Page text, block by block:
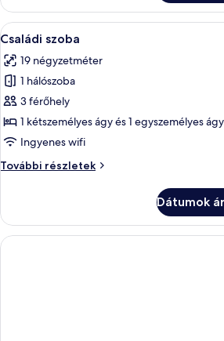
ággyal
további
részletei
A
következő
szoba
összes
képének
megtekintése:
Családi
Családi
4
Családi szoba
19 négyzetméter
1 hálószoba
3 férőhely
1 kétszemélyes ágy és 1 egyszemélyes ágy
Ingyenes wifi
További részletek
Családi
Dátumok